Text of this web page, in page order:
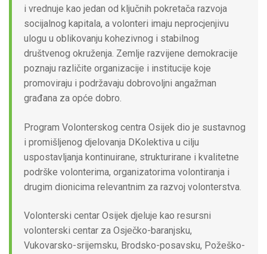
i vrednuje kao jedan od ključnih pokretača razvoja
socijalnog kapitala, a volonteri imaju neprocjenjivu
ulogu u oblikovanju kohezivnog i stabilnog
društvenog okruženja. Zemlje razvijene demokracije
poznaju različite organizacije i institucije koje
promoviraju i podržavaju dobrovoljni angažman
građana za opće dobro.
Program Volonterskog centra Osijek dio je sustavnog
i promišljenog djelovanja DKolektiva u cilju
uspostavljanja kontinuirane, strukturirane i kvalitetne
podrške volonterima, organizatorima volontiranja i
drugim dionicima relevantnim za razvoj volonterstva.
Volonterski centar Osijek djeluje kao resursni
volonterski centar za Osječko-baranjsku,
Vukovarsko-srijemsku, Brodsko-posavsku, Požeško-